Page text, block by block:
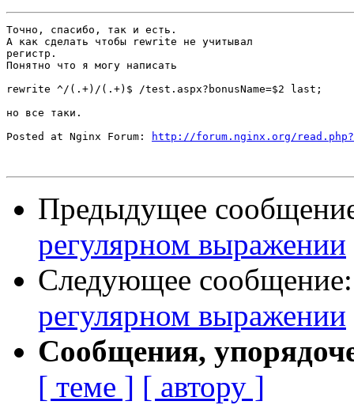
Точно, спасибо, так и есть.
А как сделать чтобы rewrite не учитывал
регистр.
Понятно что я могу написать
rewrite ^/(.+)/(.+)$ /test.aspx?bonusName=$2 last;
но все таки.
Posted at Nginx Forum:
http://forum.nginx.org/
Предыдущее
регулярном выражении
Следующее
регулярном выражении
Сообщения,
[ теме ] [ автору ]